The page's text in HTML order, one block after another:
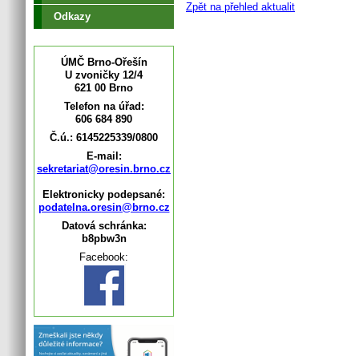
Odkazy
ÚMČ Brno-Ořešín
U zvoničky 12/4
621 00 Brno
Telefon na úřad:
606 684 890
Č.ú.: 6145225339/0800
E-mail:
sekretariat@oresin.brno.cz
Elektronicky podepsané:
podatelna.oresin@brno.cz
Datová schránka:
b8pbw3n
Facebook:
Zpět na přehled aktualit